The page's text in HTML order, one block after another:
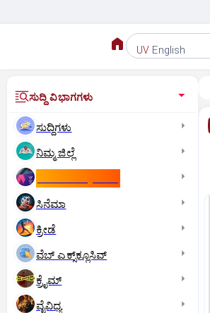
UV English
ಸುದ್ದಿ ವಿಭಾಗಗಳು
ಸುದ್ದಿಗಳು
ನಿಮ್ಮ ಜಿಲ್ಲೆ
ಸಿನೆಮಾ
ಕ್ರೀಡೆ
ವೆಬ್ ಎಕ್ಸ್‌ಕ್ಲೂಸಿವ್
ಕ್ರೈಮ್
ವೈವಿಧ್ಯ